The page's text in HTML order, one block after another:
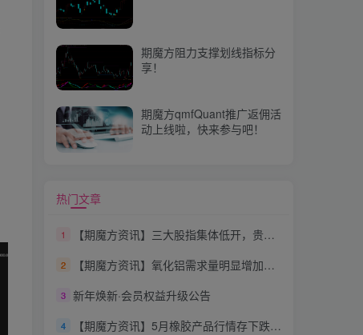
3 新年焕新·会员权益升级公告
4 【期魔方资讯】5月橡胶产品行情存下跌预期
【量化培训】第五十七节：Ta-Lib中的蜻蜓十字线（ Dragonfly Doji）
6 期魔方与牛资管签署战略合作协议
期魔方阻力支撑划线指标分
享！
期魔方qmfQuant推广返佣活
动上线啦，快来参与吧！
热门文章
1 【期魔方资讯】三大股指集体低开，贵金属持续走强
2 【期魔方资讯】氧化铝需求量明显增加，上行动力还有多少？
3 新年焕新·会员权益升级公告
4 【期魔方资讯】5月橡胶产品行情存下跌预期